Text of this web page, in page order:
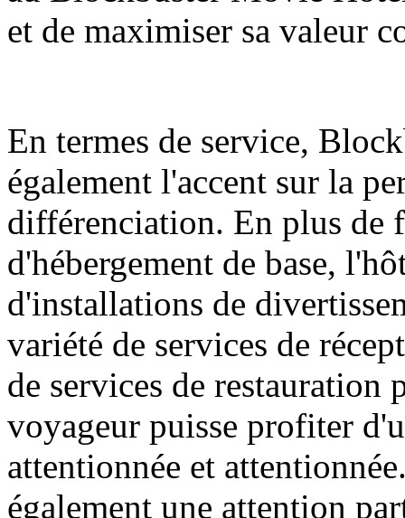
et de maximiser sa valeur
En termes de service,
également l'accent sur la
différenciation. En plus de
d'hébergement de base,
d'installations de
variété de services de
de services de restauration
voyageur puisse profiter
attentionnée et
également une attention